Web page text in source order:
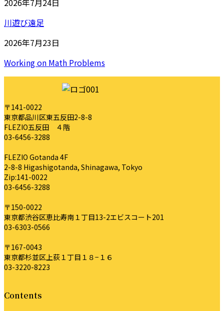
2026年7月24日
川遊び遠足
2026年7月23日
Working on Math Problems
〒141-0022
東京都品川区東五反田2-8-8
FLEZIO五反田 ４階
03-6456-3288
FLEZIO Gotanda 4F
2-8-8 Higashigotanda, Shinagawa, Tokyo
Zip:141-0022
03-6456-3288
〒150-0022
東京都渋谷区恵比寿南１丁目13-2エビスコート201
03-6303-0566
〒167-0043
東京都杉並区上荻１丁目１８−１６
03-3220-8223
Contents